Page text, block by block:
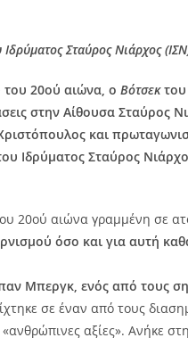
Σταύρος Νιάρχος
του 20ού αιώνα, οΒότσεκτου
στην Αίθουσα Σταύρος
και
Ιδρύματος Σταύρος
20ού αιώνα γραμμένη σε
όσο και για αυτή
Μπεργκ, ενός από τους
σε έναν από τους
αξίες». Ανήκε